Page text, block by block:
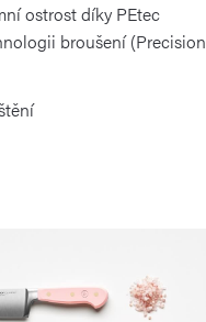
ostrost díky PEtec
broušení (Precision